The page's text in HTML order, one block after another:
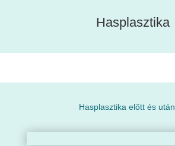
Hasplasztika
Hasplasztika előtt és után